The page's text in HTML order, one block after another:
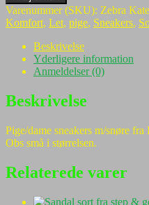
m/snøre
-
stærkt
nedsat
38
antal
Varenummer (SKU): Zebra
Komfort, Let, pige, Sneakers,
Beskrivelse
Yderligere information
Anmeldelser (0)
Beskrivelse
Pige/dame sneakers m/snøre
Obs små i størrelsen.
Relaterede varer